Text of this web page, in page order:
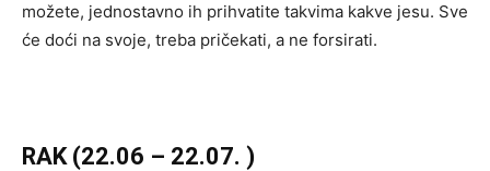
možete, jednostavno ih prihvatite takvima kakve jesu. Sve
će doći na svoje, treba pričekati, a ne forsirati.
RAK (22.06 – 22.07. )